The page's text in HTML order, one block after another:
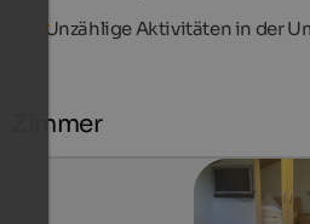
Unzählige Aktivitäten in der
Zimmer